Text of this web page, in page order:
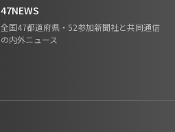
47NEWS
全国47都道府県・52参加新聞社と共同通信
の内外ニュース